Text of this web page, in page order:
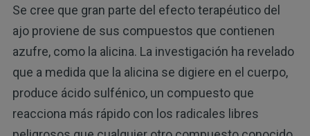
Se cree que gran parte del efecto terapéutico del
ajo proviene de sus compuestos que contienen
azufre, como la alicina. La investigación ha revelado
que a medida que la alicina se digiere en el cuerpo,
produce ácido sulfénico, un compuesto que
reacciona más rápido con los radicales libres